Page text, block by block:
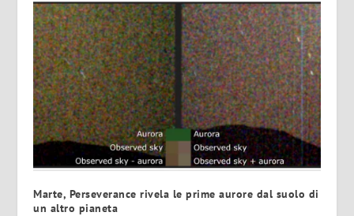
Marte, Perseverance rivela le prime aurore dal suolo di
un altro pianeta